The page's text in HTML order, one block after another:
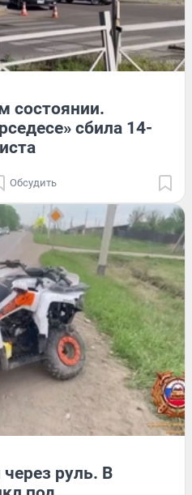
состоянии.
сбила 14-
Обсудить
руль. В